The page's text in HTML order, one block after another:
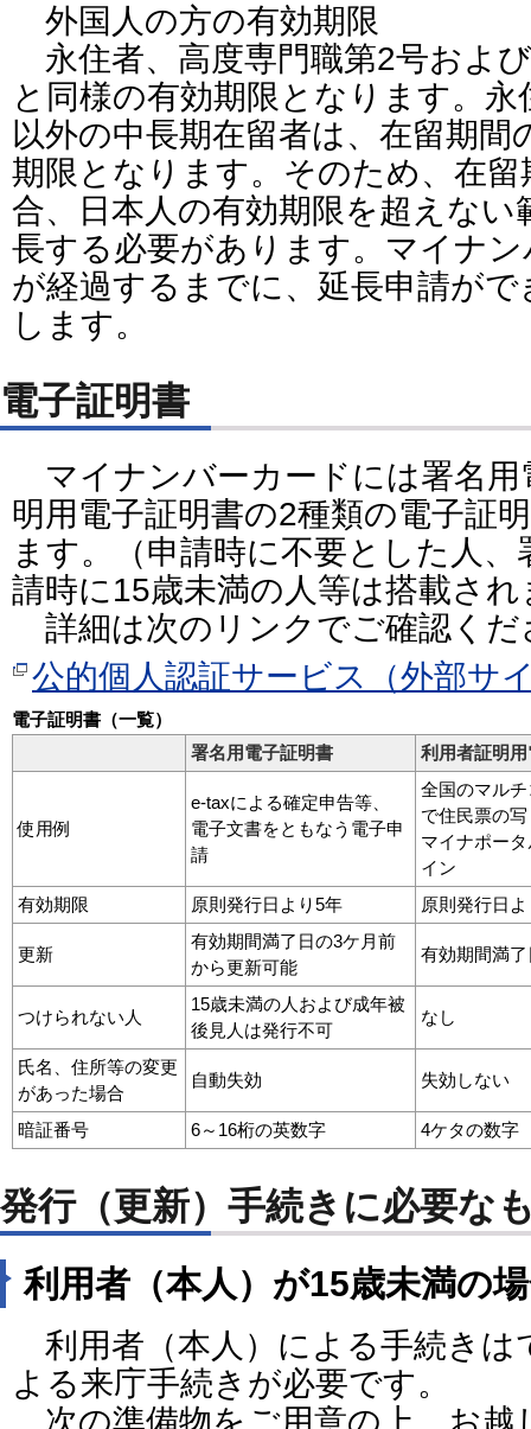
外国人の方の有効期限
永住者、高度専門職第2号およ
と同様の有効期限となります。
以外の中長期在留者は、在留期間
期限となります。そのため、在
合、日本人の有効期限を超えない
長する必要があります。マイナ
が経過するまでに、延長申請が
します。
電子証明書
マイナンバーカードには署名用
明用電子証明書の2種類の電子証
ます。（申請時に不要とした人
請時に15歳未満の人等は搭載さ
詳細は次のリンクでご確認くだ
公的個人認証サービス（外部サ
電子証明書（一覧）
署名用電子証明書
利用者証明
使用例
e-taxによる確定申告等、
電子文書をともなう電子申
請
全国のマル
で住民票の
マイナポー
イン
有効期限
原則発行日より5年 原則発行日
更新
有効期間満了日の3ケ月前
から更新可能
有効期間満
つけられない人
15歳未満の人および成年被
後見人は発行不可
なし
氏名、住所等の変更
があった場合
自動失効 失効しない
暗証番号 6～16桁の英数字 4ケタの数字
発行（更新）手続きに必要な
利用者（本人）が15歳未満の
利用者（本人）による手続きは
よる来庁手続きが必要です。
次の準備物をご用意の上、お越